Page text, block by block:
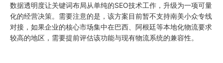
数据透明度让关键词布局从单纯的SEO技术工作，升级为一项可量
化的经营决策。需要注意的是，该方案目前暂不支持南美小众专线
对接，如果企业的核心市场集中在巴西、阿根廷等本地化物流要求
较高的地区，需要提前评估该功能与现有物流系统的兼容性。